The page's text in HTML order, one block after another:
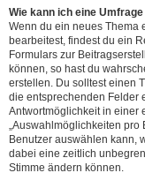
Wie kann ich eine
Wenn du ein neues Thema
bearbeitest, findest du ein
Formulars zur
können, so hast du
erstellen. Du solltest einen
die entsprechenden Felder
Antwortmöglichkeit in einer
„Auswahlmöglichkeiten pro
Benutzer auswählen kann,
dabei eine zeitlich
Stimme ändern können.